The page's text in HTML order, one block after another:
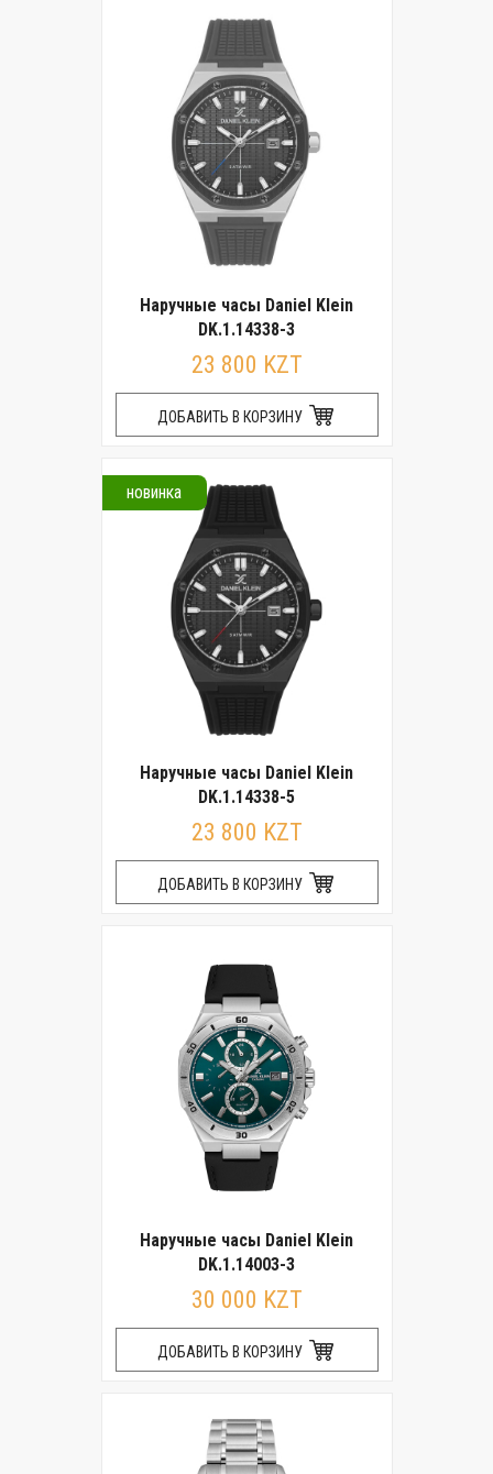
Наручные часы Daniel Klein
DK.1.14338-3
23 800 KZT
ДОБАВИТЬ В КОРЗИНУ
новинка
Наручные часы Daniel Klein
DK.1.14338-5
23 800 KZT
ДОБАВИТЬ В КОРЗИНУ
Наручные часы Daniel Klein
DK.1.14003-3
30 000 KZT
ДОБАВИТЬ В КОРЗИНУ